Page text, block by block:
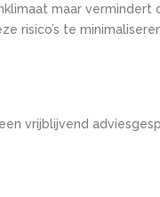
maar vermindert
risico’s te
vrijblijvend